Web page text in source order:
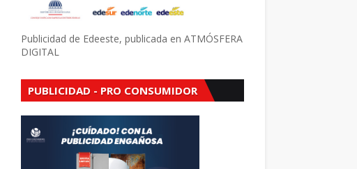
Publicidad de Edeeste, publicada en ATMÓSFERA
DIGITAL
PUBLICIDAD - PRO CONSUMIDOR